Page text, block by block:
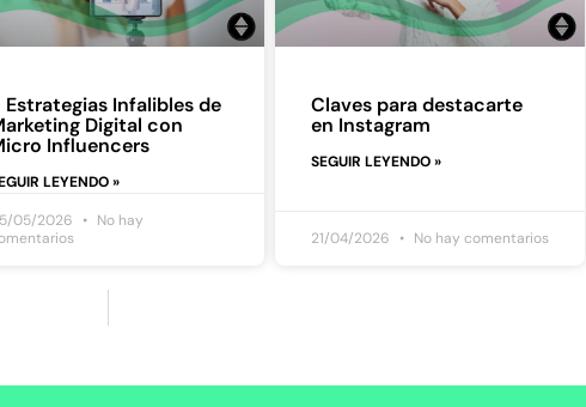
Estrategias Infalibles de
Digital con
Influencers
LEYENDO »
05/2026
No hay
Claves para destacarte
en Instagram
SEGUIR LEYENDO »
21/04/2026 No hay comentarios